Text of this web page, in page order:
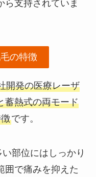
ら支持されていま
の特徴
開発の医療レーザ
蓄熱式の両モード
です。
部位にはしっかり
囲で痛みを抑えた